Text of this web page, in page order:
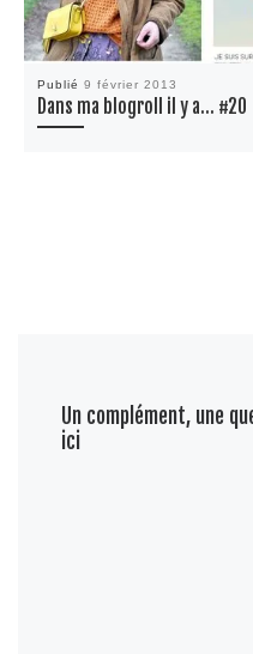
Publié9 février 2013
Dans ma blogroll il y a… #20
Un complément, une
ici